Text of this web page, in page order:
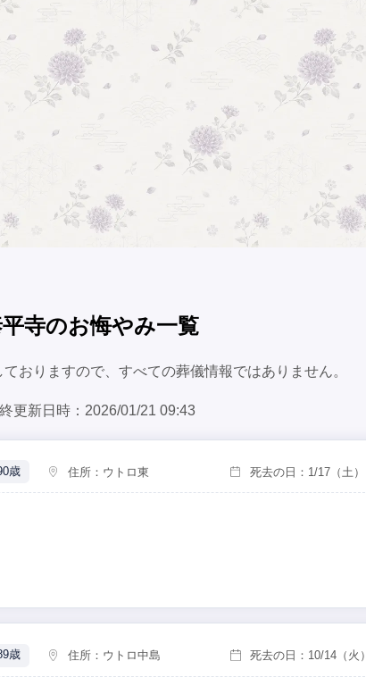
寺のお悔やみ一覧
おりますので、すべての葬儀情報ではありません。
更新日時：2026/01/21 09:43
歳 住所： ウトロ東 死去の日： 1/17 （土）
歳 住所： ウトロ中島 死去の日： 10/14 （火）